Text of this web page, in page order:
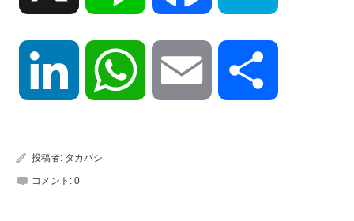
LinkedIn WhatsApp Email
投稿者: タカバシ
コメント: 0